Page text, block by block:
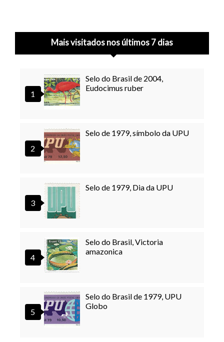
Mais visitados nos últimos 7 dias
Selo do Brasil de 2004,
Eudocimus ruber
Selo de 1979, símbolo da UPU
Selo de 1979, Dia da UPU
Selo do Brasil, Victoria
amazonica
Selo do Brasil de 1979, UPU
Globo